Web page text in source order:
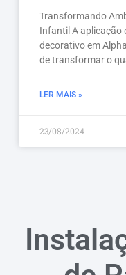
Transformando
Infantil A aplicação
decorativo em
de transformar o
LER MAIS »
23/08/2024